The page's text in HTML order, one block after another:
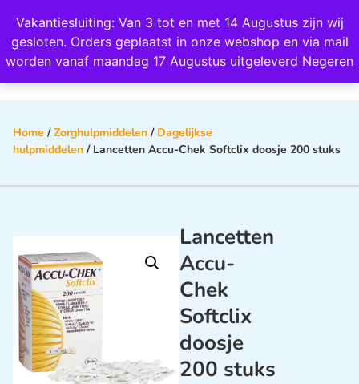
Vakantiesluiting: Van 3 tot en met 14 Augustus zijn wij
gesloten. Orders geplaatst in onze webshop en via mail
worden vanaf maandag 17 Augustus uitgeleverd Negeren
Wij scoren een 4,8 op Google
Home /Zorghulpmiddelen / Dagelijkse
hulpmiddelen / Lancetten Accu-Chek Softclix doosje 200 stuks
Lancetten
Accu-
Chek
Softclix
doosje
200 stuks